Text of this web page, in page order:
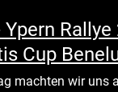
Rallye
Cup
machten wir uns